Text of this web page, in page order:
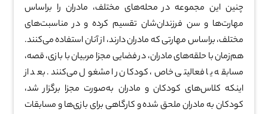
چنین این مجموعه در محله‌های مختلف، مادران را براساس
مهارت‌ها و سن فرزندان‌شان تقسیم کرده و در مناسبت‌های
مختلف، براساس مهارتی که مادران دارند، از آنان استفاده می‌کنند.
هم‌زمان با حلقه‌های مادران، در فضایی مجزا مربیان با بازی، قصه،
مسابقه یا فعالیتی خاص، کودکان را مشغول می‌کنند. بعد از
اینکه کلاس‌های کودکان و مادران به‌صورت مجزا برگزار شد،
کودکان به مادران ملحق شده و کارگاهی برای بازی‌ها و مسابقات